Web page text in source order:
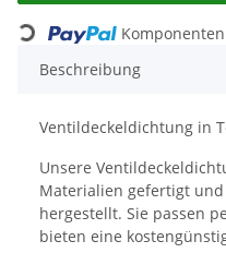
Loading...
Beschreibung
Ventildeckeldichtung in
Unsere
Materialien gefertigt
hergestellt. Sie passen
bieten eine